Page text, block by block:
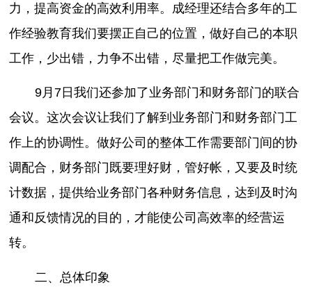
力，提高资金的高效利用率。成经理还结合多年的工
作经验教育我们要摆正自己的位置，做好自己的本职
工作，少出错，力争不出错，尽量把工作做完美。
9月7日我们还参加了业务部门和财务部门的联合
会议。这次会议让我们了解到业务部门和财务部门工
作上的协调性。做好公司的整体工作需要部门间的协
调配合，财务部门既要理好财，管好帐，又要及时统
计数据，提供给业务部门各种财务信息，达到及时沟
通和反馈情况的目的，才能使公司高效率的经营运
转。
二、总体印象